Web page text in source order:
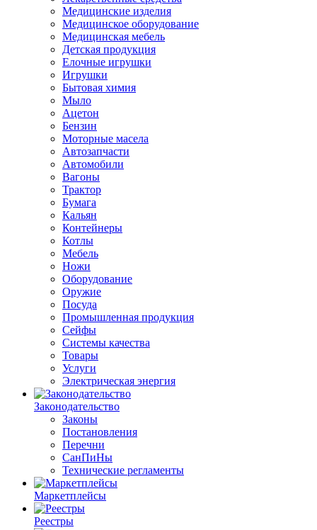
Медицинские изделия
Медицинское оборудование
Медицинская мебель
Детская продукция
Елочные игрушки
Игрушки
Бытовая химия
Мыло
Ацетон
Бензин
Моторные масела
Автозапчасти
Автомобили
Вагоны
Трактор
Бумага
Кальян
Контейнеры
Котлы
Мебель
Ножи
Оборудование
Оружие
Посуда
Промышленная продукция
Сейфы
Системы качества
Товары
Услуги
Электрическая энергия
Законодательство
Законы
Постановления
Перечни
СанПиНы
Технические регламенты
Маркетплейсы
Реестры